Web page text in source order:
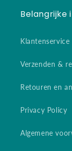
Belangrijke
Klantenservice
Verzenden &
Retouren en
Privacy Policy
Algemene